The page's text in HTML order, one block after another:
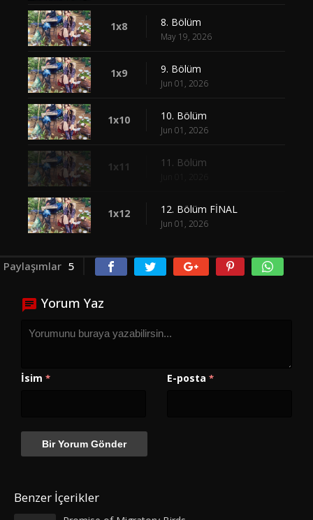
1x8 8. Bölüm
May 19, 2026
1x9 9. Bölüm
Jun 01, 2026
1x10 10. Bölüm
Jun 01, 2026
1x11 11. Bölüm
1x12 12. Bölüm FİNAL
Jun 01, 2026
Paylaşımlar 5
Yorum Yaz
İsim * E-posta *
Benzer İçerikler